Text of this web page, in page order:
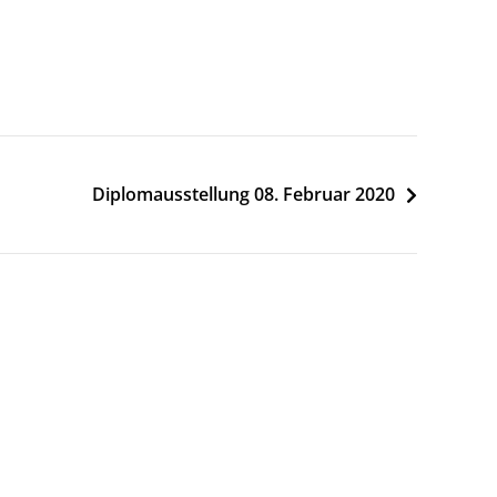
Diplomausstellung 08. Februar 2020